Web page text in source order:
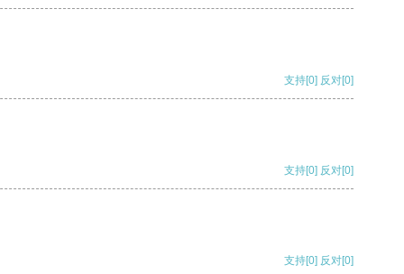
支持[0] 反对[0]
支持[0] 反对[0]
支持[0] 反对[0]